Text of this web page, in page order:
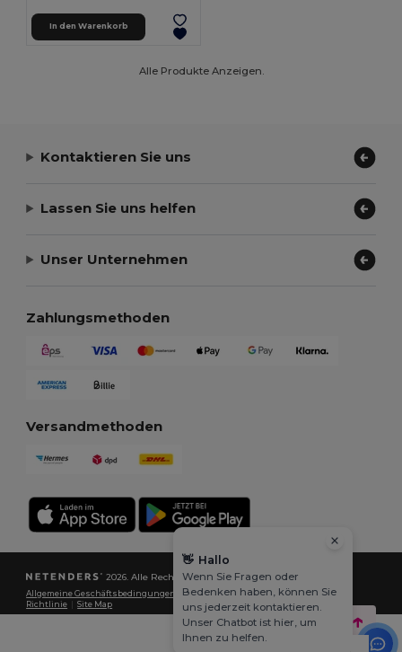
In den Warenkorb
Alle Produkte Anzeigen.
Kontaktieren Sie uns
Lassen Sie uns helfen
Unser Unternehmen
Zahlungsmethoden
Versandmethoden
2026. Alle Rechte vorbehalten
Allgemeine Geschäftsbedingungen |Datenschutzbestimmungen| Cookie-
Richtlinie |Site Map
👋 Hallo
Wenn Sie Fragen oder
Bedenken haben, können Sie
uns jederzeit kontaktieren.
Unser Chatbot ist hier, um
Ihnen zu helfen.